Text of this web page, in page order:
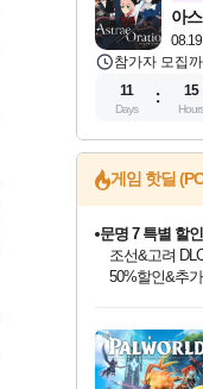
08.19
아
참가자 모집
11
Days
15
게임 핫딜
최대 90% 할인
네이버혜택과
50%할인&추가
마블 투혼 파이
마블 히어로
네이버 포인트
이니&베니 혜
네이버 혜택가
할인&네이버
네이버페이 혜
40주년 프로모
할인가에 만나
일부 에디션 상
혜택으로 예약
편안하게 충전